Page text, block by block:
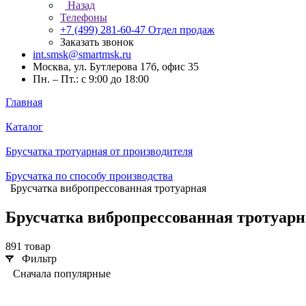
Назад
Телефоны
+7 (499) 281-60-47 Отдел продаж
Заказать звонок
int.smsk@smartmsk.ru
Москва, ул. Бутлерова 17б, офис 35
Пн. – Пт.: с 9:00 до 18:00
Главная
Каталог
Брусчатка тротуарная от производителя
Брусчатка по способу производства
Брусчатка вибропрессованная тротуарная
Брусчатка вибропрессованная
891 товар
Фильтр
Сначала популярные